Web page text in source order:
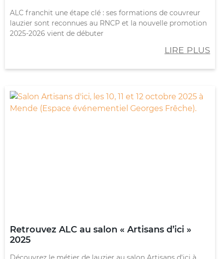
ALC franchit une étape clé : ses formations de couvreur
lauzier sont reconnues au RNCP et la nouvelle promotion
2025-2026 vient de débuter
LIRE PLUS
Retrouvez ALC au salon « Artisans d’ici »
2025